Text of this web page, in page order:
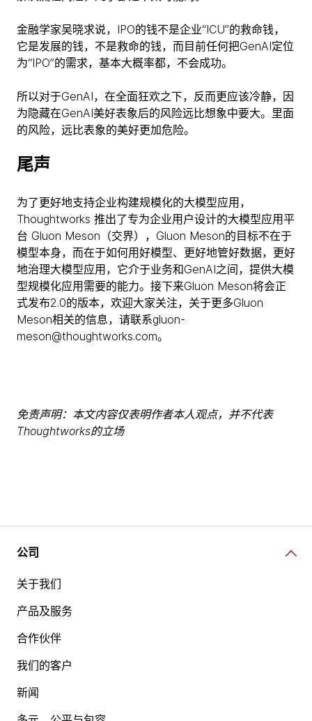
金融学家吴晓求说，IPO的钱不是企业“ICU”的救命钱，
它是发展的钱，不是救命的钱，而目前任何把GenAI定位
为“IPO”的需求，基本大概率都，不会成功。
所以对于GenAI，在全面狂欢之下，反而更应该冷静，因
为隐藏在GenAI美好表象后的风险远比想象中要大。里面
的风险，远比表象的美好更加危险。
尾声
为了更好地支持企业构建规模化的大模型应用，
Thoughtworks 推出了专为企业用户设计的大模型应用平
台 Gluon Meson（交界），Gluon Meson的目标不在于
模型本身，而在于如何用好模型、更好地管好数据，更好
地治理大模型应用，它介于业务和GenAI之间，提供大模
型规模化应用需要的能力。接下来Gluon Meson将会正
式发布2.0的版本，欢迎大家关注，关于更多Gluon
Meson相关的信息，请联系gluon-
meson@thoughtworks.com。
免责声明：本文内容仅表明作者本人观点，并不代表
Thoughtworks的立场
公司
关于我们
产品及服务
合作伙伴
我们的客户
新闻